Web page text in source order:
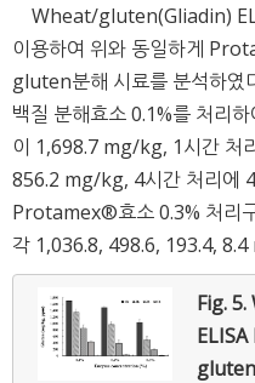
Wheat/gluten(Gliadin)
이용하여 위와 동일하게
gluten분해 시료를 분석하였
백질 분해효소 0.1%를 처리
이 1,698.7 mg/kg, 1시간 처
856.2 mg/kg, 4시간 처리에
Protamex®효소 0.3% 처리
각 1,036.8, 498.6, 193.4,
Fig. 5.